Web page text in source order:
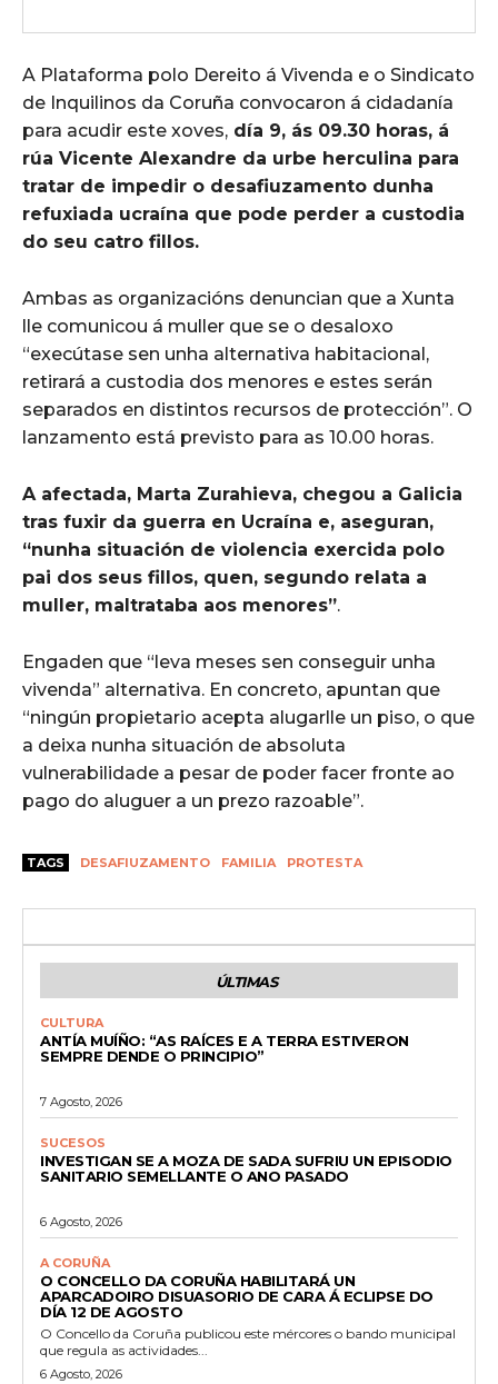
A Plataforma polo Dereito á Vivenda e o Sindicato
de Inquilinos da Coruña convocaron á cidadanía
para acudir este xoves, día 9, ás 09.30 horas, á
rúa Vicente Alexandre da urbe herculina para
tratar de impedir o desafiuzamento dunha
refuxiada ucraína que pode perder a custodia
do seu catro fillos.
Ambas as organizacións denuncian que a Xunta
lle comunicou á muller que se o desaloxo
“execútase sen unha alternativa habitacional,
retirará a custodia dos menores e estes serán
separados en distintos recursos de protección”. O
lanzamento está previsto para as 10.00 horas.
A afectada, Marta Zurahieva, chegou a Galicia
tras fuxir da guerra en Ucraína e, aseguran,
“nunha situación de violencia exercida polo
pai dos seus fillos, quen, segundo relata a
muller, maltrataba aos menores”.
Engaden que “leva meses sen conseguir unha
vivenda” alternativa. En concreto, apuntan que
“ningún propietario acepta alugarlle un piso, o que
a deixa nunha situación de absoluta
vulnerabilidade a pesar de poder facer fronte ao
pago do aluguer a un prezo razoable”.
TAGS DESAFIUZAMENTO FAMILIA PROTESTA
ÚLTIMAS
CULTURA
ANTÍA MUÍÑO: “AS RAÍCES E A TERRA ESTIVERON
SEMPRE DENDE O PRINCIPIO”
7 Agosto, 2026
SUCESOS
INVESTIGAN SE A MOZA DE SADA SUFRIU UN EPISODIO
SANITARIO SEMELLANTE O ANO PASADO
6 Agosto, 2026
A CORUÑA
O CONCELLO DA CORUÑA HABILITARÁ UN
APARCADOIRO DISUASORIO DE CARA Á ECLIPSE DO
DÍA 12 DE AGOSTO
O Concello da Coruña publicou este mércores o bando municipal
que regula as actividades...
6 Agosto, 2026